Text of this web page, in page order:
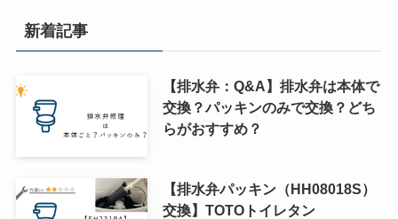
新着記事
【排水弁：Q&A】排水弁は本体で
交換？パッキンのみで交換？どち
らがおすすめ？
【排水弁パッキン（HH08018S）
交換】TOTOトイレタン